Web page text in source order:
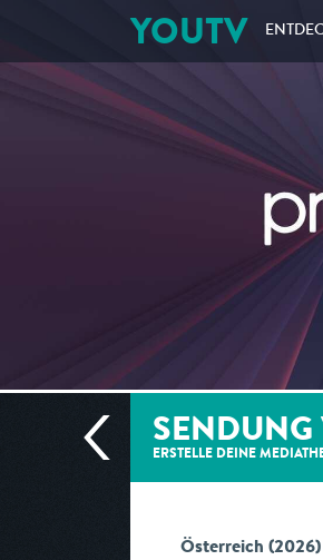
YOUTV
SENDUNG
ERSTELLE DEINE
Österreich (2026)